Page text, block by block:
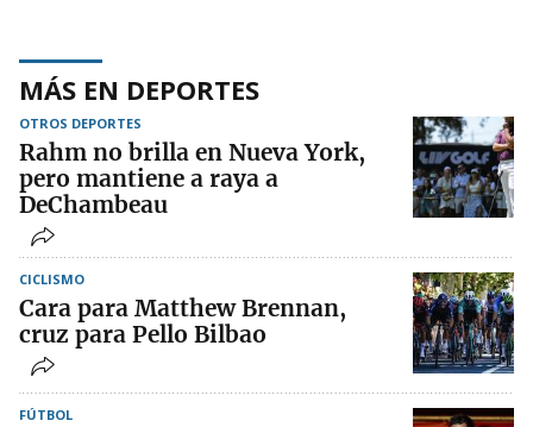
MÁS EN DEPORTES
OTROS DEPORTES
Rahm no brilla en Nueva York,
pero mantiene a raya a
DeChambeau
CICLISMO
Cara para Matthew Brennan,
cruz para Pello Bilbao
FÚTBOL